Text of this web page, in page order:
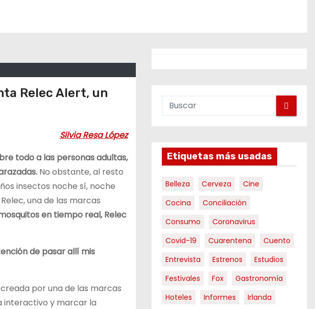
Relec Alert, un
Silvia Resa López
todo a las personas adultas,
No obstante, al resto
insectos noche sí, noche
una de las marcas
en tiempo real, Relec
de pasar allí mis
por una de las marcas
interactivo y marcar la
Etiquetas más usadas
Belleza Cerveza
Cine
Cocina
Conciliación
Consumo
Coronavirus
Covid-19
Cuarentena
Cuento
Entrevista
Estrenos
Estudios
Festivales
Fox
Gastronomía
Hoteles
Informes
Irlanda